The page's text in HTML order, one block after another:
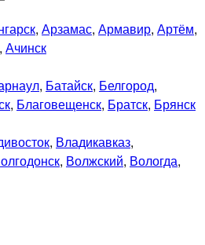
, Арзамас, Армавир, Артём,
, Ачинск
, Батайск, Белгород,
, Благовещенск, Братск, Брянск
, Владикавказ,
, Волжский, Вологда,